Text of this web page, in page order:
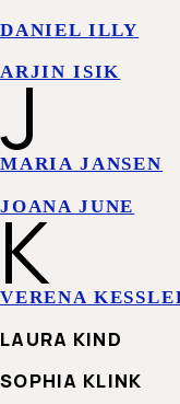
DANIEL ILLY
ARJIN ISIK
J
MARIA JANSEN
JOANA JUNE
K
VERENA KESSLER
LAURA KIND
SOPHIA KLINK